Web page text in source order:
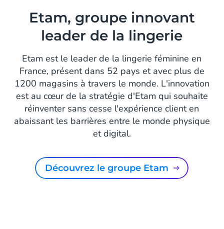
Etam, groupe innovant
leader de la lingerie
Etam est le leader de la lingerie féminine en
France, présent dans 52 pays et avec plus de
1200 magasins à travers le monde. L'innovation
est au cœur de la stratégie d'Etam qui souhaite
réinventer sans cesse l'expérience client en
abaissant les barrières entre le monde physique
et digital.
Découvrez le groupe Etam